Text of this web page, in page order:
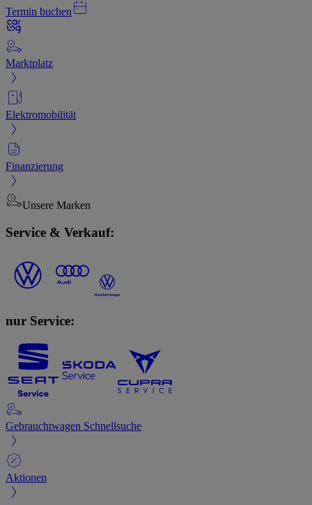
Termin buchen
Marktplatz
Elektromobilität
Finanzierung
Unsere Marken
Service & Verkauf:
nur Service:
Gebrauchtwagen Schnellsuche
Aktionen